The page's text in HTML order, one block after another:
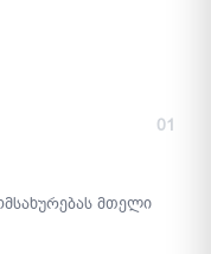
01
მთელი